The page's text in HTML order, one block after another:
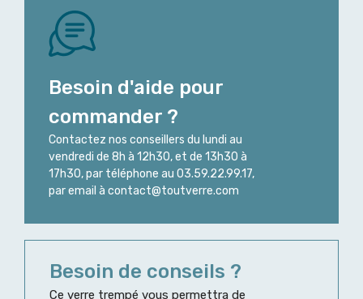
Besoin d'aide pour
commander ?
Contactez nos conseillers du lundi au
vendredi de 8h à 12h30, et de 13h30 à
17h30, par téléphone au 03.59.22.99.17,
par email à contact@toutverre.com
Besoin de conseils ?
Ce verre trempé vous permettra de